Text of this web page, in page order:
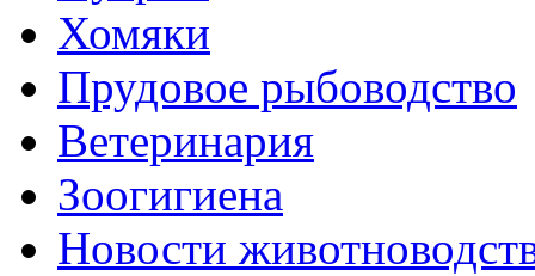
Хомяки
Прудовое рыбоводство
Ветеринария
Зоогигиена
Новости